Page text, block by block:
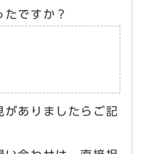
ですか？
がありましたらご記